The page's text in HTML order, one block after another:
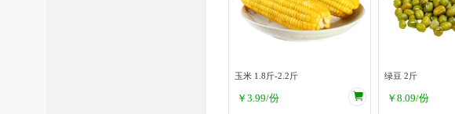
玉米 1.8斤-2.2斤
￥3.99/份
绿豆 2斤
￥8.09/份